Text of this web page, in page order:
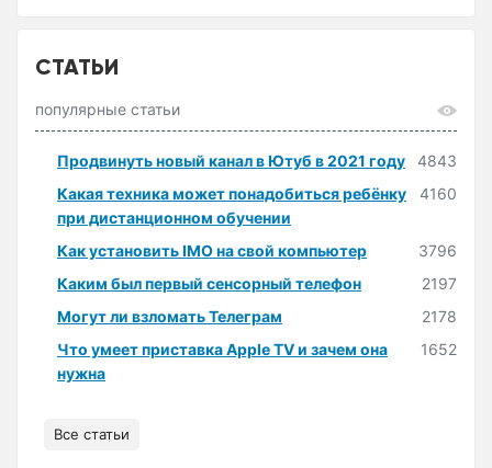
СТАТЬИ
популярные статьи
Продвинуть новый канал в Ютуб в 2021 году
4843
Какая техника может понадобиться ребёнку
при дистанционном обучении
4160
Как установить IMO на свой компьютер
3796
Каким был первый сенсорный телефон
2197
Могут ли взломать Телеграм
2178
Что умеет приставка Apple TV и зачем она
нужна
1652
Все статьи